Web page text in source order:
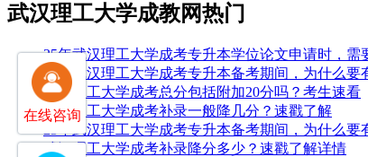
武汉理工大学成教网热门
25年武汉理工大学成考专升本学位论文申请时，需
25年武汉理工大学成考专升本备考期间，为什么要
武汉理工大学成考总分包括附加20分吗？考生速看
武汉理工大学成考补录一般降几分？速戳了解
25年武汉理工大学成考专升本备考期间，为什么要
武汉理工大学成考补录降分多少？速戳了解详情
在线咨询